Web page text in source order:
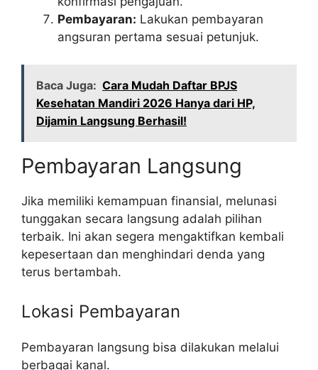
Pembayaran: Lakukan pembayaran
angsuran pertama sesuai petunjuk.
Baca Juga: Cara Mudah Daftar BPJS
Kesehatan Mandiri 2026 Hanya dari HP,
Dijamin Langsung Berhasil!
Pembayaran Langsung
Jika memiliki kemampuan finansial, melunasi
tunggakan secara langsung adalah pilihan
terbaik. Ini akan segera mengaktifkan kembali
kepesertaan dan menghindari denda yang
terus bertambah.
Lokasi Pembayaran
Pembayaran langsung bisa dilakukan melalui
berbagai kanal.